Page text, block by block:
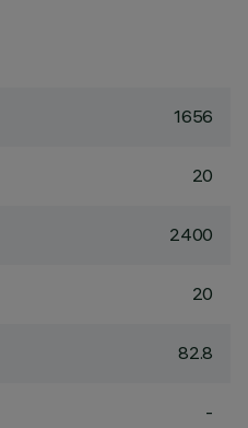
1656
20
2400
20
82.8
-